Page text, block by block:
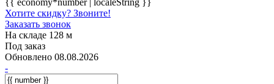
Хотите скидку? Звоните!
Заказать звонок
На складе 128 м
Под заказ
Обновлено 08.08.2026
-